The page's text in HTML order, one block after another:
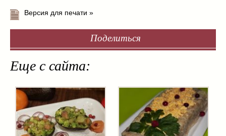
Версия для печати »
Поделиться
Еще с сайта: